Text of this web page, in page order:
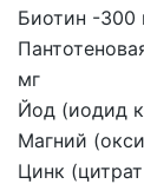
Биотин -300
мг
Йод (иодид
Магний
Цинк